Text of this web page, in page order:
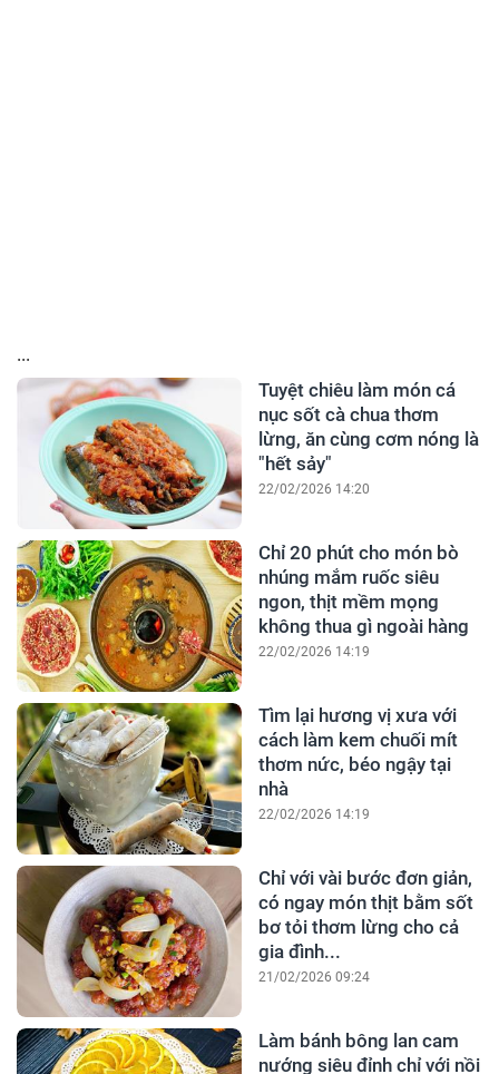
...
Tuyệt chiêu làm món cá
nục sốt cà chua thơm
lừng, ăn cùng cơm nóng là
"hết sảy"
22/02/2026 14:20
Chỉ 20 phút cho món bò
nhúng mắm ruốc siêu
ngon, thịt mềm mọng
không thua gì ngoài hàng
22/02/2026 14:19
Tìm lại hương vị xưa với
cách làm kem chuối mít
thơm nức, béo ngậy tại
nhà
22/02/2026 14:19
Chỉ với vài bước đơn giản,
có ngay món thịt bằm sốt
bơ tỏi thơm lừng cho cả
gia đình...
21/02/2026 09:24
Làm bánh bông lan cam
nướng siêu đỉnh chỉ với nồi